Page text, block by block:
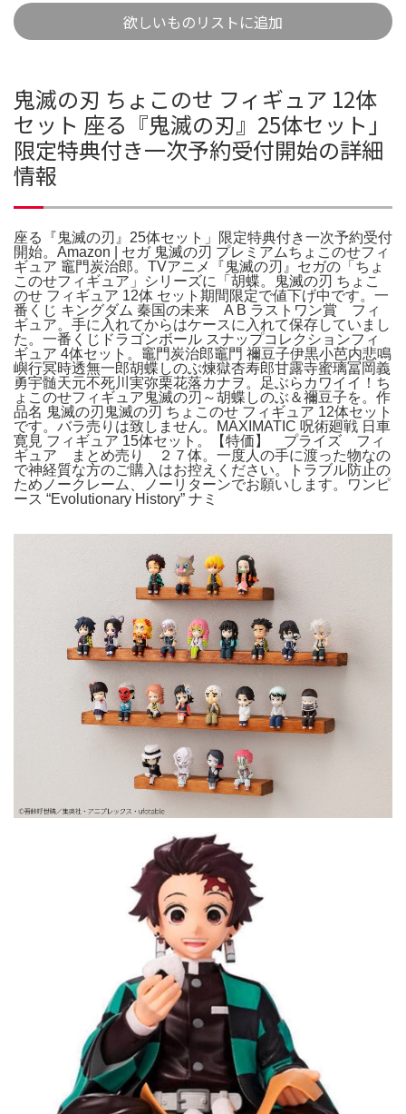
欲しいものリストに追加
鬼滅の刃 ちょこのせ フィギュア 12体
セット 座る『鬼滅の刃』25体セット」
限定特典付き一次予約受付開始の詳細
情報
座る『鬼滅の刃』25体セット」限定特典付き一次予約受付
開始。Amazon | セガ 鬼滅の刃 プレミアムちょこのせフィ
ギュア 竈門炭治郎。TVアニメ『鬼滅の刃』セガの「ちょ
このせフィギュア」シリーズに「胡蝶。鬼滅の刃 ちょこ
のせ フィギュア 12体 セット期間限定で値下げ中です。一
番くじ キングダム 秦国の未来 A B ラストワン賞 フィ
ギュア。手に入れてからはケースに入れて保存していまし
た。一番くじドラゴンボール スナップコレクションフィ
ギュア 4体セット。竈門炭治郎竈門 禰豆子伊黒小芭内悲鳴
嶼行冥時透無一郎胡蝶しのぶ煉獄杏寿郎甘露寺蜜璃冨岡義
勇宇髄天元不死川実弥栗花落カナヲ。足ぶらカワイイ！ち
ょこのせフィギュア鬼滅の刃～胡蝶しのぶ＆禰豆子を。作
品名 鬼滅の刃鬼滅の刃 ちょこのせ フィギュア 12体セット
です。バラ売りは致しません。MAXIMATIC 呪術廻戦 日車
寛見 フィギュア 15体セット。【特価】 プライズ フィ
ギュア まとめ売り ２７体。一度人の手に渡った物なの
で神経質な方のご購入はお控えください。トラブル防止の
ためノークレーム、ノーリターンでお願いします。ワンピ
ース “Evolutionary History” ナミ